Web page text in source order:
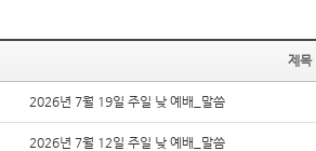
제목
2026년 7월 19일 주일 낮 예배_말씀
2026년 7월 12일 주일 낮 예배_말씀